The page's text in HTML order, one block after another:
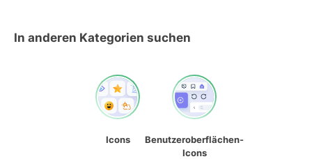
In anderen Kategorien suchen
Icons
Benutzeroberflächen-
Icons